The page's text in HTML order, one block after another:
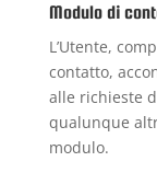
Modulo di
L’Utente,
contatto,
alle richieste
qualunque
modulo.